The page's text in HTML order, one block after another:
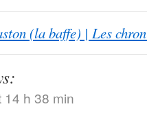
(la baffe) | Les
14 h 38 min